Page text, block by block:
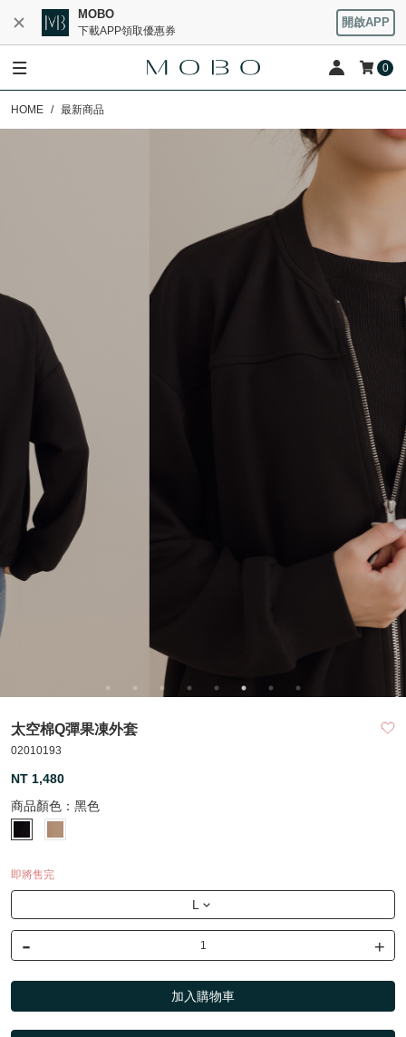
MOBO
下載APP領取優惠券
開啟APP
0
HOME 最新商品
太空棉Q彈果凍外套
02010193
NT 1,480
商品顏色： 黑色
即將售完
L
- +
加入購物車